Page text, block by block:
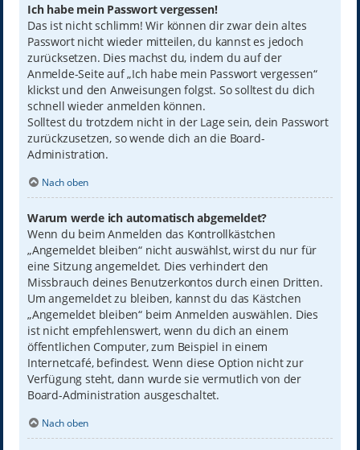
Ich habe mein Passwort vergessen!
Das ist nicht schlimm! Wir können dir zwar dein altes
Passwort nicht wieder mitteilen, du kannst es jedoch
zurücksetzen. Dies machst du, indem du auf der
Anmelde-Seite auf „Ich habe mein Passwort vergessen“
klickst und den Anweisungen folgst. So solltest du dich
schnell wieder anmelden können.
Solltest du trotzdem nicht in der Lage sein, dein Passwort
zurückzusetzen, so wende dich an die Board-
Administration.
Nach oben
Warum werde ich automatisch abgemeldet?
Wenn du beim Anmelden das Kontrollkästchen
„Angemeldet bleiben“ nicht auswählst, wirst du nur für
eine Sitzung angemeldet. Dies verhindert den
Missbrauch deines Benutzerkontos durch einen Dritten.
Um angemeldet zu bleiben, kannst du das Kästchen
„Angemeldet bleiben“ beim Anmelden auswählen. Dies
ist nicht empfehlenswert, wenn du dich an einem
öffentlichen Computer, zum Beispiel in einem
Internetcafé, befindest. Wenn diese Option nicht zur
Verfügung steht, dann wurde sie vermutlich von der
Board-Administration ausgeschaltet.
Nach oben